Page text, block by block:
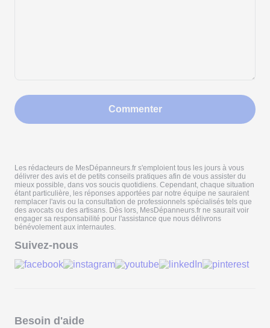
Commenter
Les rédacteurs de MesDépanneurs.fr s'emploient tous les jours à vous
délivrer des avis et de petits conseils pratiques afin de vous assister du
mieux possible, dans vos soucis quotidiens. Cependant, chaque situation
étant particulière, les réponses apportées par notre équipe ne sauraient
remplacer l'avis ou la consultation de professionnels spécialisés tels que
des avocats ou des artisans. Dès lors, MesDépanneurs.fr ne saurait voir
engager sa responsabilité pour l'assistance que nous délivrons
bénévolement aux internautes.
Suivez-nous
Besoin d'aide